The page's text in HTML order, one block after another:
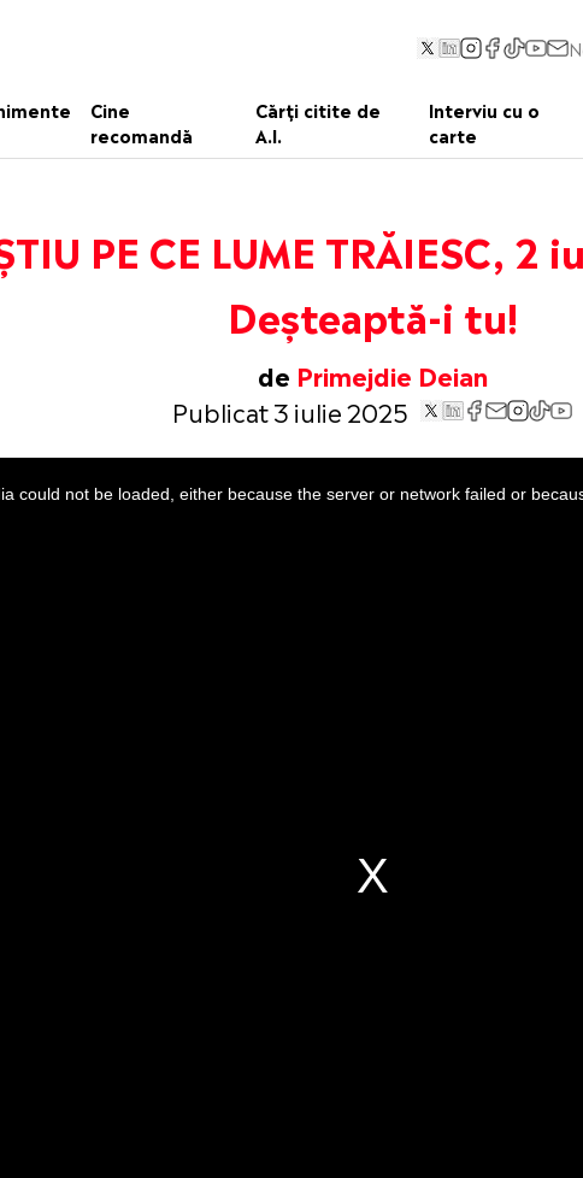
Cine
recomandă
Cărți citite de
A.I.
Interviu cu o
carte
PE CE LUME TRĂIESC, 2
Deșteaptă-i tu!
de Primejdie Deian
Publicat 3 iulie 2025
could not be loaded, either because the server or network failed or